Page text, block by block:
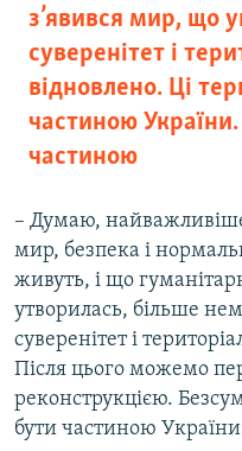
з’явився мир, що
суверенітет і
відновлено. Ці
частиною
частиною
– Думаю,
мир, безпека і
живуть, і що
утворилась, більше
суверенітет і
Після цього можемо
реконструкцією.
бути частиною